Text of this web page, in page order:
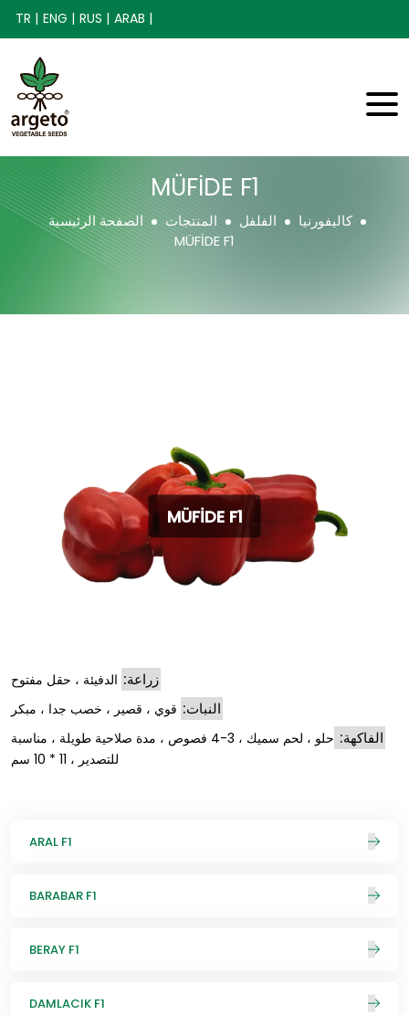
TR | ENG | RUS | ARAB |
MÜFİDE F1
الصفحة الرئيسية المنتجات الفلفل
كاليفورنيا
MÜFİDE F1
MÜFİDE F1
زراعة: الدفيئة ، حقل مفتوح
النبات: قوي ، قصير ، خصب جدا ، مبكر
الفاكهة:
حلو ، لحم سميك ، 3-4 فصوص ، مدة صلاحية طويلة ، مناسبة
للتصدير ، 11 * 10 سم
ARAL F1
BARABAR F1
BERAY F1
DAMLACIK F1